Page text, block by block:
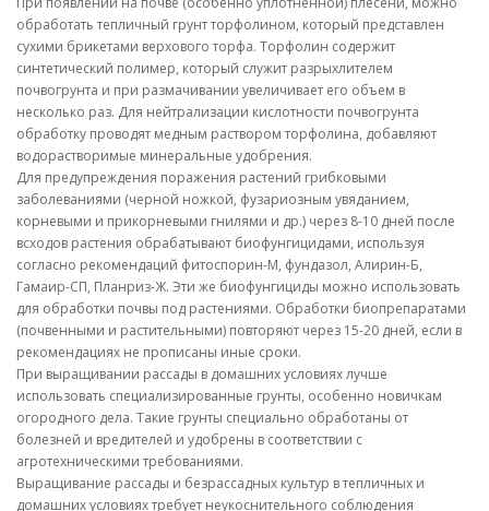
обработать тепличный грунт торфолином, который представлен
сухими брикетами верхового торфа. Торфолин содержит
синтетический полимер, который служит разрыхлителем
почвогрунта и при размачивании увеличивает его объем в
несколько раз. Для нейтрализации кислотности почвогрунта
обработку проводят медным раствором торфолина, добавляют
водорастворимые минеральные удобрения.
Для предупреждения поражения растений грибковыми
заболеваниями (черной ножкой, фузариозным увяданием,
корневыми и прикорневыми гнилями и др.) через 8-10 дней после
всходов растения обрабатывают биофунгицидами, используя
согласно рекомендаций фитоспорин-М, фундазол, Алирин-Б,
Гамаир-СП, Планриз-Ж. Эти же биофунгициды можно использовать
для обработки почвы под растениями. Обработки биопрепаратами
(почвенными и растительными) повторяют через 15-20 дней, если в
рекомендациях не прописаны иные сроки.
При выращивании рассады в домашних условиях лучше
использовать специализированные грунты, особенно новичкам
огородного дела. Такие грунты специально обработаны от
болезней и вредителей и удобрены в соответствии с
агротехническими требованиями.
Выращивание рассады и безрассадных культур в тепличных и
домашних условиях требует неукоснительного соблюдения